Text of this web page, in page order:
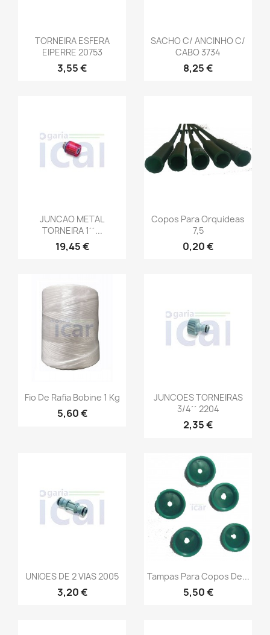
TORNEIRA ESFERA
EIPERRE 20753
3,55 €
SACHO C/ ANCINHO C/
CABO 3734
8,25 €
JUNCAO METAL
TORNEIRA 1´´...
19,45 €
Copos Para Orquideas
7,5
0,20 €
Fio De Rafia Bobine 1 Kg
5,60 €
JUNCOES TORNEIRAS
3/4´´ 2204
2,35 €
UNIOES DE 2 VIAS 2005
3,20 €
Tampas Para Copos De...
5,50 €